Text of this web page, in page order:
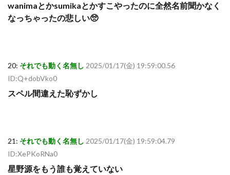
wanimaとかsumikaとかすこやったのに全然名前聞かなく
なっちゃったの悲しい🥺
20: それでも動く名無し 2025/01/17(金) 19:59:00.56
ID:Q+dobVko0
スペル間違えた恥ずかし
21: それでも動く名無し 2025/01/17(金) 19:59:04.79
ID:XePKoRNa0
星野源をもう誰も覚えていない